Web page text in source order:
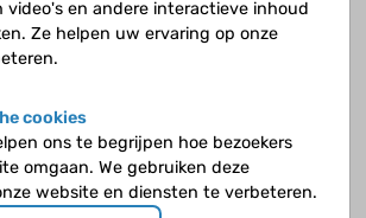
zoals je gevoeligheid ervoor en
video's en andere interactieve inhoud
Ze helpen uw ervaring op onze
cookies
ons te begrijpen hoe bezoekers
omgaan. We gebruiken deze
website en diensten te verbeteren.